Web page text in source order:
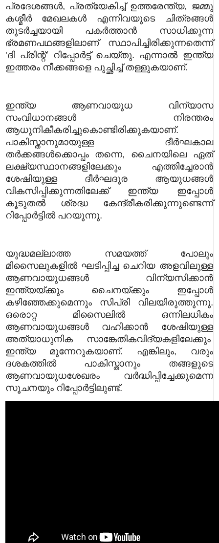
പ്രദേശങ്ങൾ, പ്രത്യേകിച്ച് ഉത്തരേന്ത്യ, ജമ്മു
കശ്മീർ മേഖലകൾ എന്നിവയുടെ ചിത്രങ്ങൾ
തുടർച്ചയായി പകർത്താൻ സാധിക്കുന്ന
ഭ്രമണപഥങ്ങളിലാണ് സ്ഥാപിച്ചിരിക്കുന്നതെന്ന്
'ദി പ്രിന്റ്' റിപ്പോർട്ട് ചെയ്തു. എന്നാൽ ഇന്ത്യ
ഇത്തരം നീക്കങ്ങളെ പുച്ഛിച്ച് തള്ളുകയാണ്.
ഇന്ത്യ ആണവായുധ വിന്യാസ
സംവിധാനങ്ങൾ നിരന്തരം
ആധുനികീകരിച്ചുകൊണ്ടിരിക്കുകയാണ്.
പാകിസ്താനുമായുള്ള ദീർഘകാല
തർക്കങ്ങൾക്കൊപ്പം തന്നെ, ചൈനയിലെ ഏത്
ലക്ഷ്യസ്ഥാനങ്ങളിലേക്കും എത്തിച്ചേരാൻ
ശേഷിയുള്ള ദീർഘദൂര ആയുധങ്ങൾ
വികസിപ്പിക്കുന്നതിലേക്ക് ഇന്ത്യ ഇപ്പോൾ
കൂടുതൽ ശ്രദ്ധ കേന്ദ്രീകരിക്കുന്നുണ്ടെന്ന്
റിപ്പോർട്ടിൽ പറയുന്നു.
യുദ്ധമല്ലാത്ത സമയത്ത് പോലും
മിസൈലുകളിൽ ഘടിപ്പിച്ച ചെറിയ അളവിലുള്ള
ആണവായുധങ്ങൾ വിന്യസിക്കാൻ
ഇന്ത്യയ്ക്കും ചൈനയ്ക്കും ഇപ്പോൾ
കഴിഞ്ഞേക്കുമെന്നും സിപ്രി വിലയിരുത്തുന്നു.
ഒരൊറ്റ മിസൈലിൽ ഒന്നിലധികം
ആണവായുധങ്ങൾ വഹിക്കാൻ ശേഷിയുള്ള
അത്യാധുനിക സാങ്കേതികവിദ്യകളിലേക്കും
ഇന്ത്യ മുന്നേറുകയാണ്. എങ്കിലും, വരും
ദശകത്തിൽ പാകിസ്താനും തങ്ങളുടെ
ആണവായുധശേഖരം വർദ്ധിപ്പിച്ചേക്കുമെന്ന
സൂചനയും റിപ്പോർട്ടിലുണ്ട്.